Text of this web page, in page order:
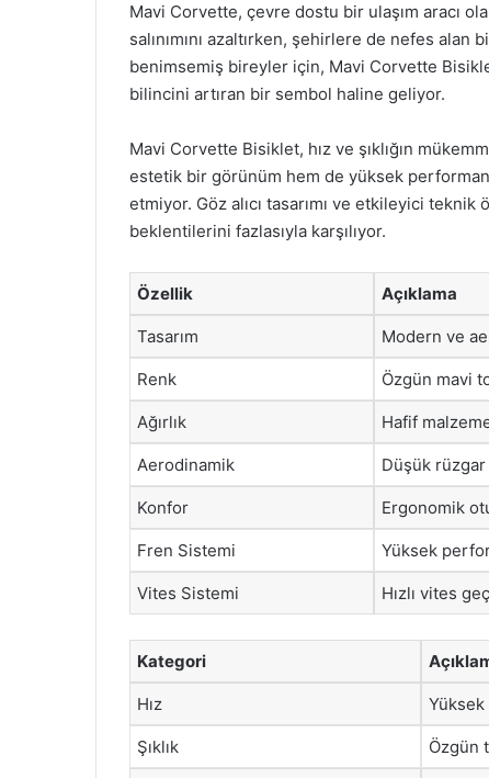
Mavi Corvette, çevre dostu bir ulaşım aracı
salınımını azaltırken, şehirlere de nefes
benimsemiş bireyler için, Mavi Corvette
bilincini artıran bir sembol haline geliyor.
Mavi Corvette Bisiklet, hız ve şıklığın
estetik bir görünüm hem de yüksek
etmiyor. Göz alıcı tasarımı ve etkileyici
beklentilerini fazlasıyla karşılıyor.
Özellik Açıklama
Tasarım Modern ve
Renk Özgün mavi
Ağırlık Hafif
Aerodinamik Düşük
Konfor Ergonomik
Fren Sistemi Yüksek
Vites Sistemi Hızlı vites
Kategori
Hız Yüksek
Şıklık Özgün